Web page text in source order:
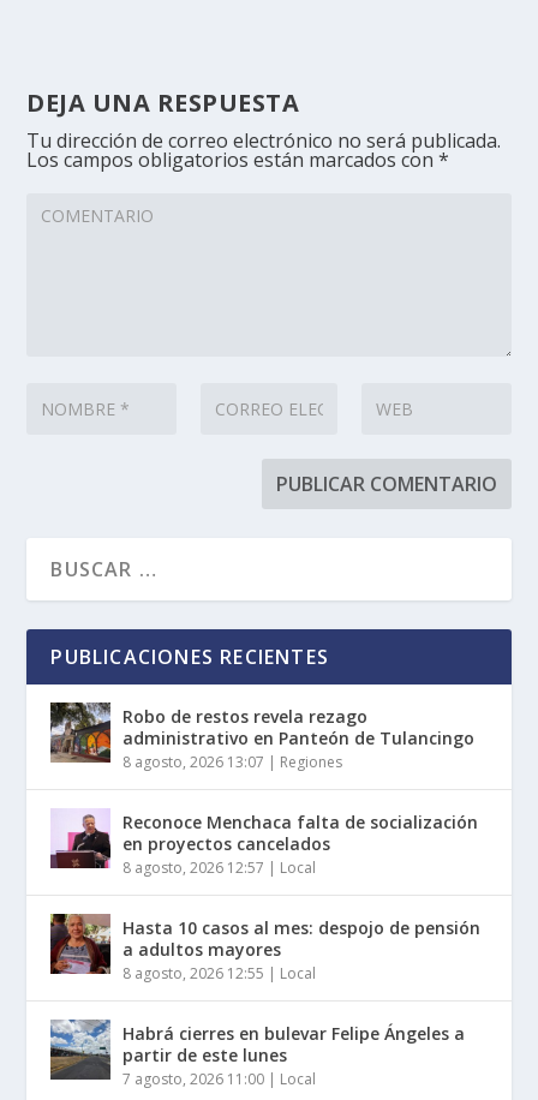
DEJA UNA RESPUESTA
Tu dirección de correo electrónico no será publicada.
Los campos obligatorios están marcados con*
PUBLICACIONES RECIENTES
Robo de restos revela rezago
administrativo en Panteón de Tulancingo
8 agosto, 2026 13:07 | Regiones
Reconoce Menchaca falta de socialización
en proyectos cancelados
8 agosto, 2026 12:57 | Local
Hasta 10 casos al mes: despojo de pensión
a adultos mayores
8 agosto, 2026 12:55 | Local
Habrá cierres en bulevar Felipe Ángeles a
partir de este lunes
7 agosto, 2026 11:00 | Local